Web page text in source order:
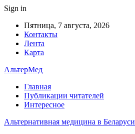
Sign in
Пятница, 7 августа, 2026
Контакты
Лента
Карта
АльтерМед
Главная
Публикации читателей
Интересное
Альтернативная медицина в Беларуси